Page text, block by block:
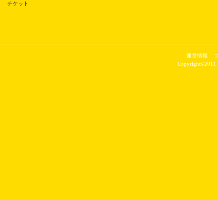
チケット
運営情報
Copyright©2011